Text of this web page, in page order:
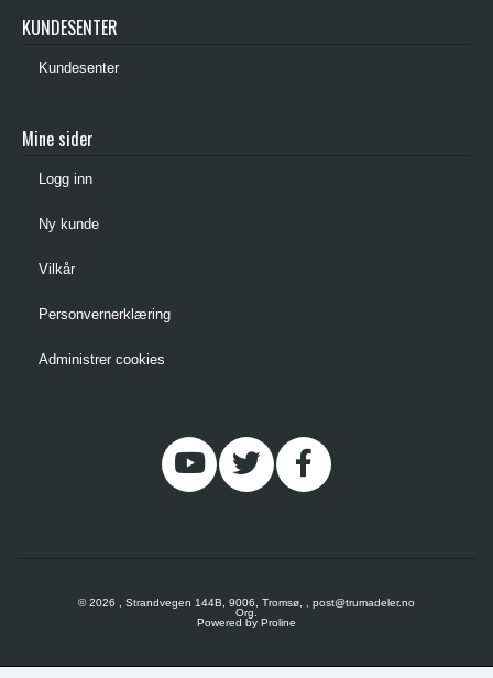
KUNDESENTER
Kundesenter
Mine sider
Logg inn
Ny kunde
Vilkår
Personvernerklæring
Administrer cookies
© 2026 , Strandvegen 144B, 9006, Tromsø, , post@trumadeler.no
Org.
Powered by Proline